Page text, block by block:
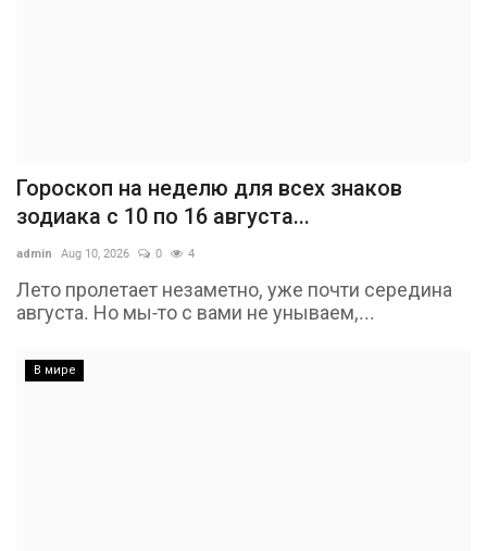
Гороскоп на неделю для всех знаков
зодиака с 10 по 16 августа...
admin Aug 10, 2026 0 4
Лето пролетает незаметно, уже почти середина
августа. Но мы-то с вами не унываем,...
В мире